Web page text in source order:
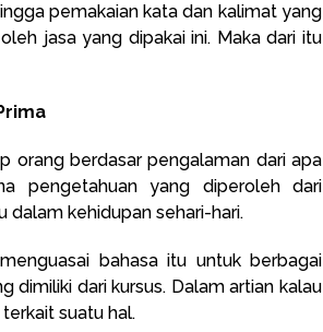
pemakaian kata dan kalimat yang
jasa yang dipakai ini. Maka dari itu
orang berdasar pengalaman dari apa
pengetahuan yang diperoleh dari
dalam kehidupan sehari-hari.
bahasa itu untuk berbagai
dimiliki dari kursus. Dalam artian kalau
suatu hal.